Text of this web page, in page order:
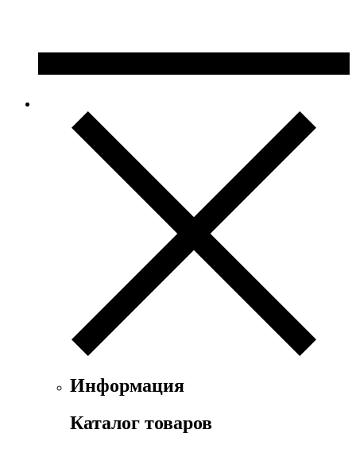
Информация
Каталог товаров